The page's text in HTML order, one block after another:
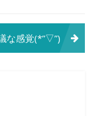
な感覚(*”▽”)